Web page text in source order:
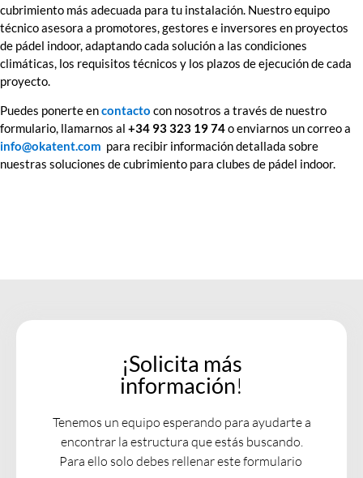
cubrimiento más adecuada para tu instalación. Nuestro equipo
técnico asesora a promotores, gestores e inversores en proyectos
de pádel indoor, adaptando cada solución a las condiciones
climáticas, los requisitos técnicos y los plazos de ejecución de cada
proyecto.
Puedes ponerte encontacto con nosotros a través de nuestro
formulario, llamarnos al +34 93 323 19 74o enviarnos un correo a
info@okatent.com para recibir información detallada sobre
nuestras soluciones de cubrimiento para clubes de pádel indoor.
¡Solicita más
información!
Tenemos un equipo esperando para ayudarte a
encontrar la estructura que estás buscando.
Para ello solo debes rellenar este formulario